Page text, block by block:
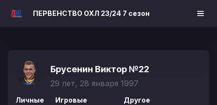
ПЕРВЕНСТВО ОХЛ 23/24 7 сезон
Брусенин Виктор №22
29 лет, 28 января 1997
Личные Игровые Другое